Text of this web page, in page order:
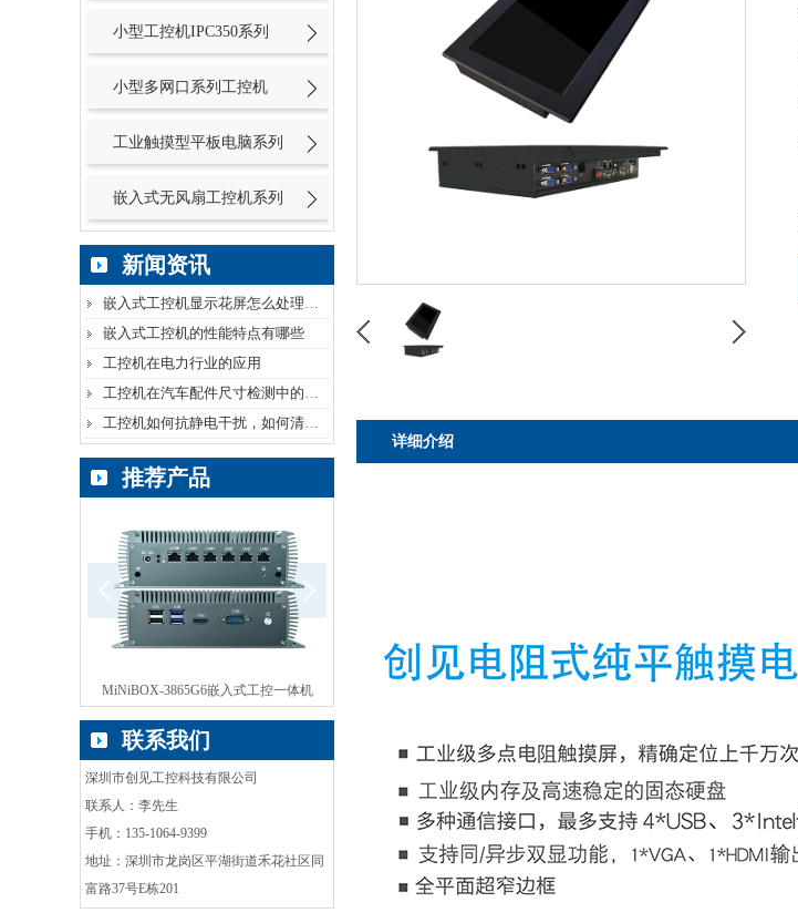
小型工控机IPC350系列
小型多网口系列工控机
工业触摸型平板电脑系列
嵌入式无风扇工控机系列
新闻资讯
嵌入式工控机显示花屏怎么处理呢？
嵌入式工控机的性能特点有哪些
工控机在电力行业的应用
工控机在汽车配件尺寸检测中的运用
工控机如何抗静电干扰，如何清除静电？
推荐产品
ebox无风扇工控机
联系我们
深圳市创见工控科技有限公司
联系人：李先生
手机：135-1064-9399
地址：深圳市龙岗区平湖街道禾花社区同
富路37号E栋201
详细介绍